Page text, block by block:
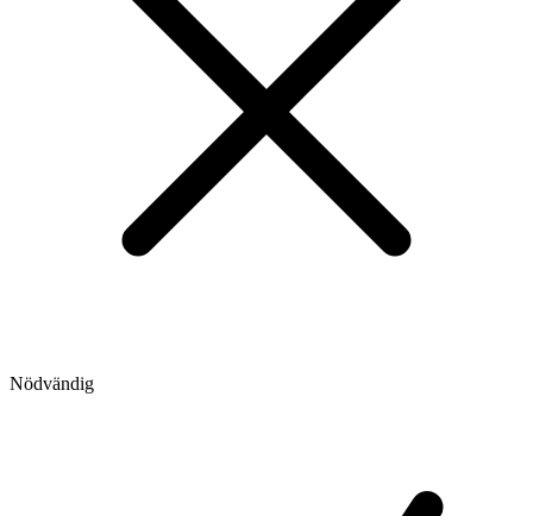
Nödvändig